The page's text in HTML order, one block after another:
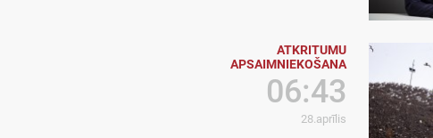
ATKRITUMU
APSAIMNIEKOŠANA
06:43
28.aprīlis